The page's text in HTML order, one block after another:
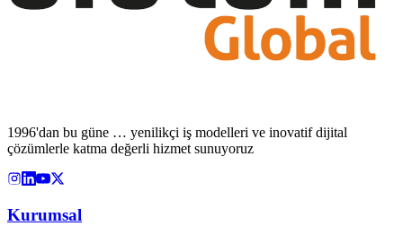
1996'dan bu güne … yenilikçi iş modelleri ve inovatif dijital
çözümlerle katma değerli hizmet sunuyoruz
Kurumsal